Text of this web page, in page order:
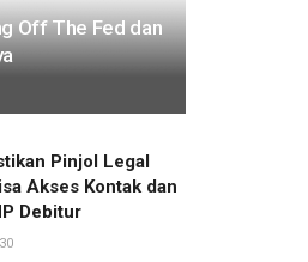
Off The Fed dan
Pinjol Legal
Akses Kontak dan
Debitur